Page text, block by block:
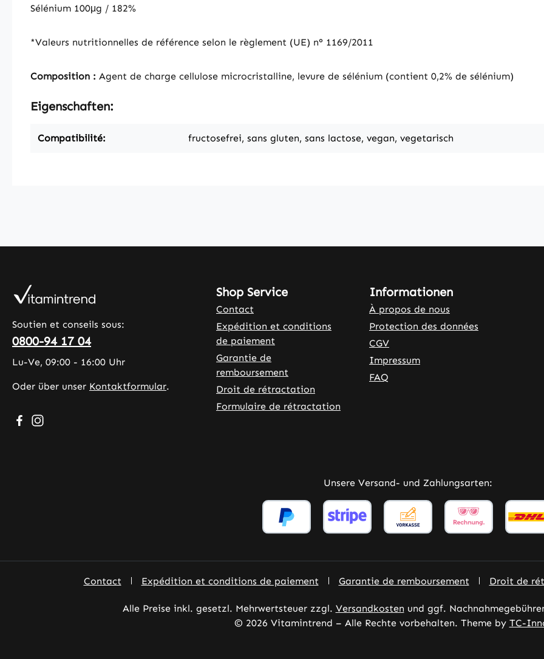
Sélénium 100μg / 182%
*Valeurs nutritionnelles de référence selon le règlement (UE) n° 1169/2011
Composition : Agent de charge cellulose microcristalline, levure de sélénium (contient 0,2% de sélénium)
Eigenschaften:
Compatibilité: fructosefrei, sans gluten, sans lactose, vegan, vegetarisch
Soutien et conseils sous:
0800-94 17 04
Lu-Ve, 09:00 - 16:00 Uhr
Oder über unser Kontaktformular.
Besuche uns auf Facebook – öffnet in neuem Tab (externer Link)
Schau auf Instagram vorbei – öffnet in neuem Tab (externer Link)
Shop Service
Contact
Expédition et conditions
de paiement
Garantie de
remboursement
Droit de rétractation
Formulaire de rétractation
Informationen
À propos de nous
Protection des données
CGV
Impressum
FAQ
Unsere Versand- und Zahlungsarten:
Contact Expédition et conditions de paiement Garantie de remboursement Droit de
Alle Preise inkl. gesetzl. Mehrwertsteuer zzgl. Versandkosten und ggf.
© 2026 Vitamintrend – Alle Rechte vorbehalten. Theme by TC-